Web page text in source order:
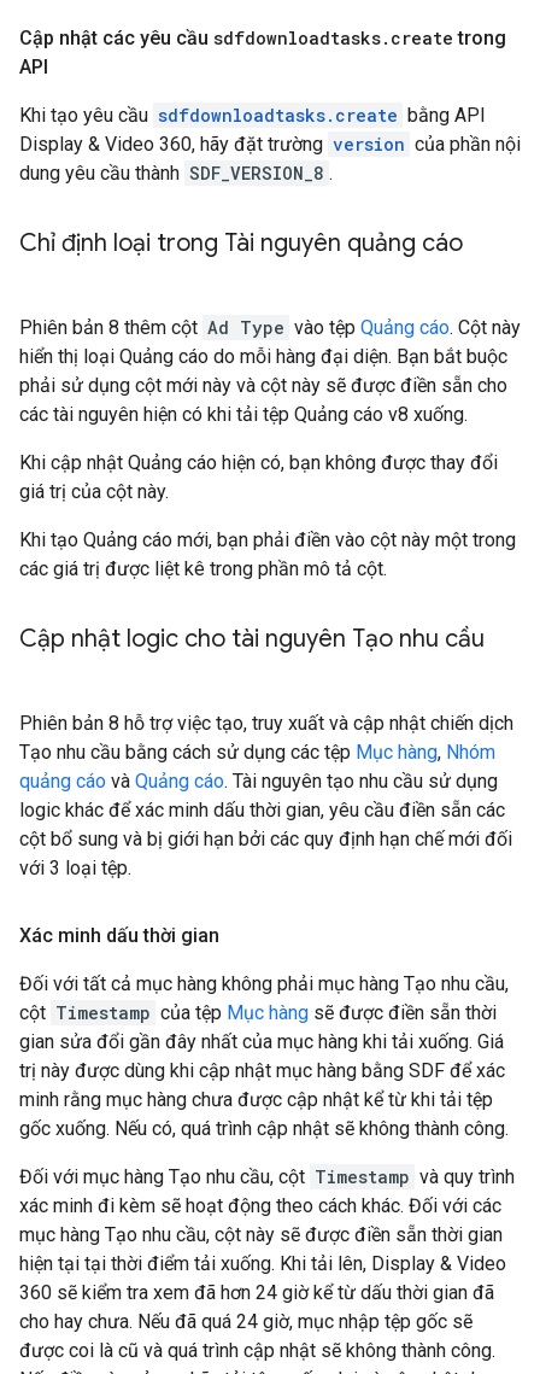
Cập nhật các yêu cầu sdfdownloadtasks. create trong
API
Khi tạo yêu cầu sdfdownloadtasks.create bằng API
Display & Video 360, hãy đặt trường version của phần nội
dung yêu cầu thành SDF_VERSION_8 .
Chỉ định loại trong Tài nguyên quảng cáo
Phiên bản 8 thêm cột Ad Type vào tệp Quảng cáo. Cột này
hiển thị loại Quảng cáo do mỗi hàng đại diện. Bạn bắt buộc
phải sử dụng cột mới này và cột này sẽ được điền sẵn cho
các tài nguyên hiện có khi tải tệp Quảng cáo v8 xuống.
Khi cập nhật Quảng cáo hiện có, bạn không được thay đổi
giá trị của cột này.
Khi tạo Quảng cáo mới, bạn phải điền vào cột này một trong
các giá trị được liệt kê trong phần mô tả cột.
Cập nhật logic cho tài nguyên Tạo nhu cầu
Phiên bản 8 hỗ trợ việc tạo, truy xuất và cập nhật chiến dịch
Tạo nhu cầu bằng cách sử dụng các tệp Mục hàng, Nhóm
quảng cáo và Quảng cáo. Tài nguyên tạo nhu cầu sử dụng
logic khác để xác minh dấu thời gian, yêu cầu điền sẵn các
cột bổ sung và bị giới hạn bởi các quy định hạn chế mới đối
với 3 loại tệp.
Xác minh dấu thời gian
Đối với tất cả mục hàng không phải mục hàng Tạo nhu cầu,
cột Timestamp của tệp Mục hàng sẽ được điền sẵn thời
gian sửa đổi gần đây nhất của mục hàng khi tải xuống. Giá
trị này được dùng khi cập nhật mục hàng bằng SDF để xác
minh rằng mục hàng chưa được cập nhật kể từ khi tải tệp
gốc xuống. Nếu có, quá trình cập nhật sẽ không thành công.
Đối với mục hàng Tạo nhu cầu, cột Timestamp và quy trình
xác minh đi kèm sẽ hoạt động theo cách khác. Đối với các
mục hàng Tạo nhu cầu, cột này sẽ được điền sẵn thời gian
hiện tại tại thời điểm tải xuống. Khi tải lên, Display & Video
360 sẽ kiểm tra xem đã hơn 24 giờ kể từ dấu thời gian đã
cho hay chưa. Nếu đã quá 24 giờ, mục nhập tệp gốc sẽ
được coi là cũ và quá trình cập nhật sẽ không thành công.